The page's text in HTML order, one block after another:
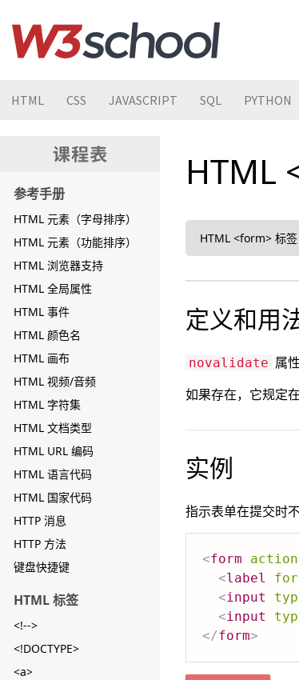
HTML CSS JAVASCRIPT SQL PYTHON
参考手册
HTML 元素（字母排序）
HTML 元素（功能排序）
HTML 浏览器支持
HTML 全局属性
HTML 事件
HTML 颜色名
HTML 画布
HTML 视频/音频
HTML 字符集
HTML 文档类型
HTML URL 编码
HTML 语言代码
HTML 国家代码
HTTP 消息
HTTP 方法
键盘快捷键
HTML 标签
<!-->
<!DOCTYPE>
<a>
HTML
HTML <form> 标签
定义和用
novalidate 属
如果存在，它规定
实例
指示表单在提交时
<form action
<label for
<input
<input
</form>